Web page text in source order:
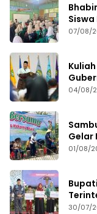
Siswa
07/08/
04/08/
Gelar
01/08/
30/07/